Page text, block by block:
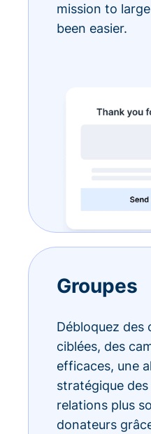
mission to
been easier.
Groupes
Débloquez des
ciblées, des
efficaces, une
stratégique
relations plus
donateurs